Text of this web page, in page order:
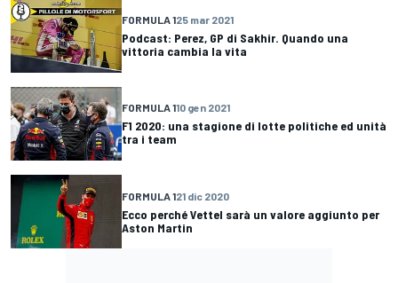
FORMULA 125 mar 2021
Podcast: Perez, GP di Sakhir. Quando una
vittoria cambia la vita
FORMULA 110 gen 2021
F1 2020: una stagione di lotte politiche ed unità
tra i team
FORMULA 121 dic 2020
Ecco perché Vettel sarà un valore aggiunto per
Aston Martin